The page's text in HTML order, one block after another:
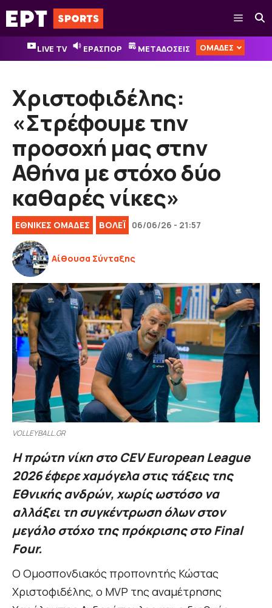
Μετάβαση
σε
περιεχόμενο
Μενού
LIVE TV ΕΡΑΣΠΟΡ ΜΕΤΑΔΟΣΕΙΣ ΟΜΑΔΕΣ
Χριστοφιδέλης:
«Στρέφουμε την
προσοχή μας στην
Αθήνα με στόχο δύο
καθαρές νίκες»
EΘΝΙΚΈΣ ΟΜΆΔΕΣ ΒOΛΕΪ 06/06/26 - 21:57
Αίθουσα Σύνταξης
VOLLEYBALL.GR
Η πρώτη νίκη στο CEV European League
2026 έφερε χαμόγελα στις τάξεις της
Εθνικής ανδρών, χωρίς ωστόσο να
αλλάξει τη συγκέντρωση όλων στον
μεγάλο στόχο της πρόκρισης στο Final
Four.
Ο Ομοσπονδιακός προπονητής Κώστας
Χριστοφιδέλης, ο MVP της αναμέτρησης